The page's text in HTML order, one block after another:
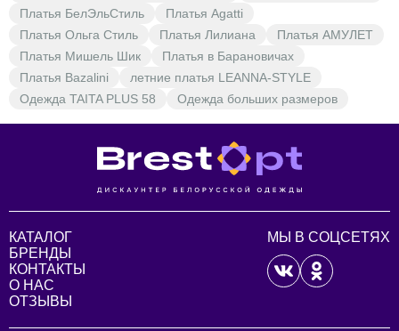
Платья БелЭльСтиль
Платья Agatti
Платья Ольга Стиль
Платья Лилиана
Платья АМУЛЕТ
Платья Мишель Шик
Платья в Барановичах
Платья Bazalini
летние платья LEANNA-STYLE
Одежда TAITA PLUS 58
Одежда больших размеров
КАТАЛОГ
БРЕНДЫ
КОНТАКТЫ
О НАС
ОТЗЫВЫ
МЫ В СОЦСЕТЯХ